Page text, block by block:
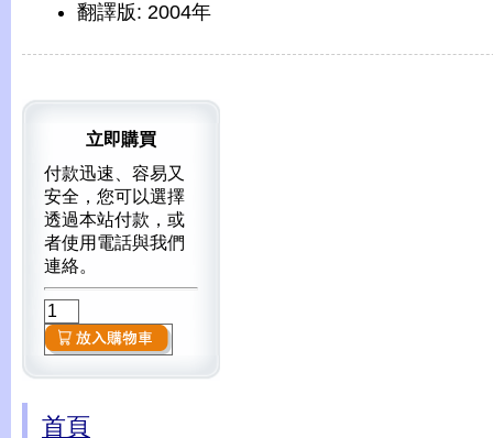
翻譯版: 2004年
立即購買
付款迅速、容易又
安全，您可以選擇
透過本站付款，或
者使用電話與我們
連絡。
首頁